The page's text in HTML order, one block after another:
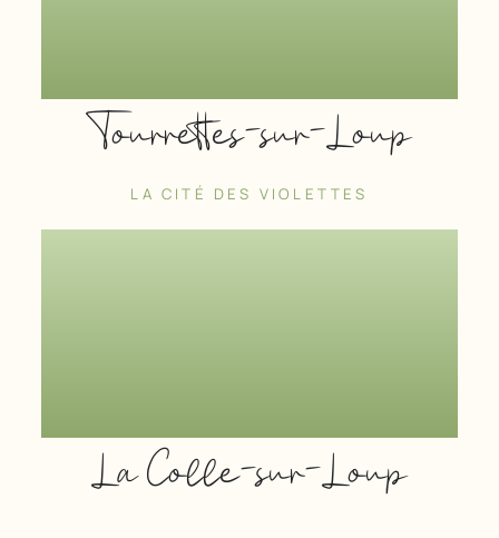
Tourrettes-sur-Loup
LA CITÉ DES VIOLETTES
La Colle-sur-Loup